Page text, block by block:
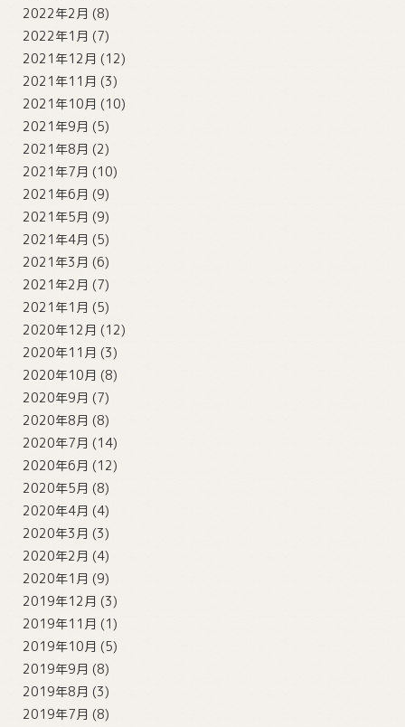
2022年2月 (8)
2022年1月 (7)
2021年12月 (12)
2021年11月 (3)
2021年10月 (10)
2021年9月 (5)
2021年8月 (2)
2021年7月 (10)
2021年6月 (9)
2021年5月 (9)
2021年4月 (5)
2021年3月 (6)
2021年2月 (7)
2021年1月 (5)
2020年12月 (12)
2020年11月 (3)
2020年10月 (8)
2020年9月 (7)
2020年8月 (8)
2020年7月 (14)
2020年6月 (12)
2020年5月 (8)
2020年4月 (4)
2020年3月 (3)
2020年2月 (4)
2020年1月 (9)
2019年12月 (3)
2019年11月 (1)
2019年10月 (5)
2019年9月 (8)
2019年8月 (3)
2019年7月 (8)